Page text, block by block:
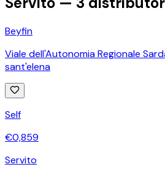
Beyfin
Viale dell'Autonomia Regionale
sant'elena
Self
€0,859
Servito